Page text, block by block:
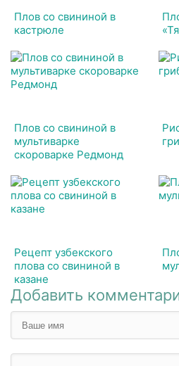
Плов со свининой в
кастрюле
Плов со свининой в
мультиварке
скороварке Редмонд
Рецепт узбекского
плова со свининой в
казане
Добавить